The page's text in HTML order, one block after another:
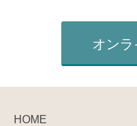
オン
HOME